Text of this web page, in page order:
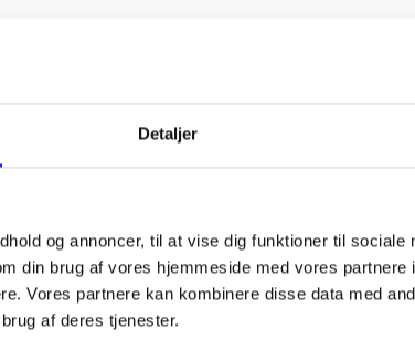
Detaljer
og annoncer, til at vise dig funktioner til sociale
din brug af vores hjemmeside med vores partnere
Vores partnere kan kombinere disse data med
af deres tjenester.
Revision og regnskab